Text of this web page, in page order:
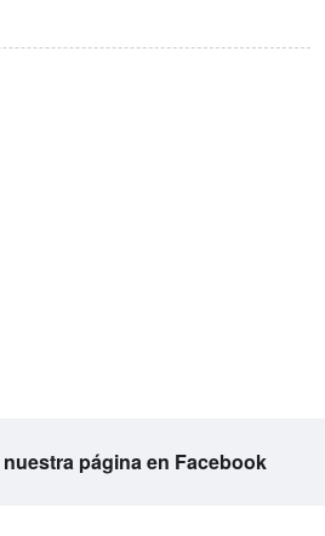
nuestra página en Facebook